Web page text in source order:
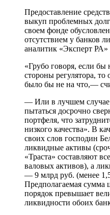
Предоставление
выкуп проблемных
своем фонде
отсутствием у банков
аналитик «Эксперт
«Грубо говоря, если
стороны регулятора, то
было бы не на что,—
— Или в лучшем случае
пытаться досрочно
портфеля, что
низкого качества». В
своих слов господин
ликвидные активы
«Траста» составляют
валовых активов), а
— 9 млрд руб. (менее
Предполагаемая сумма
порядок превышает
ликвидности обоих